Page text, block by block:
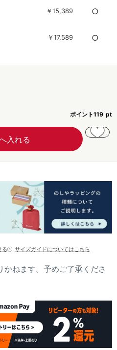
ポイント119
￥15,389 ○
￥17,589 ○
る サイズガイドについてはこちら
かねます。予めご了承くださ